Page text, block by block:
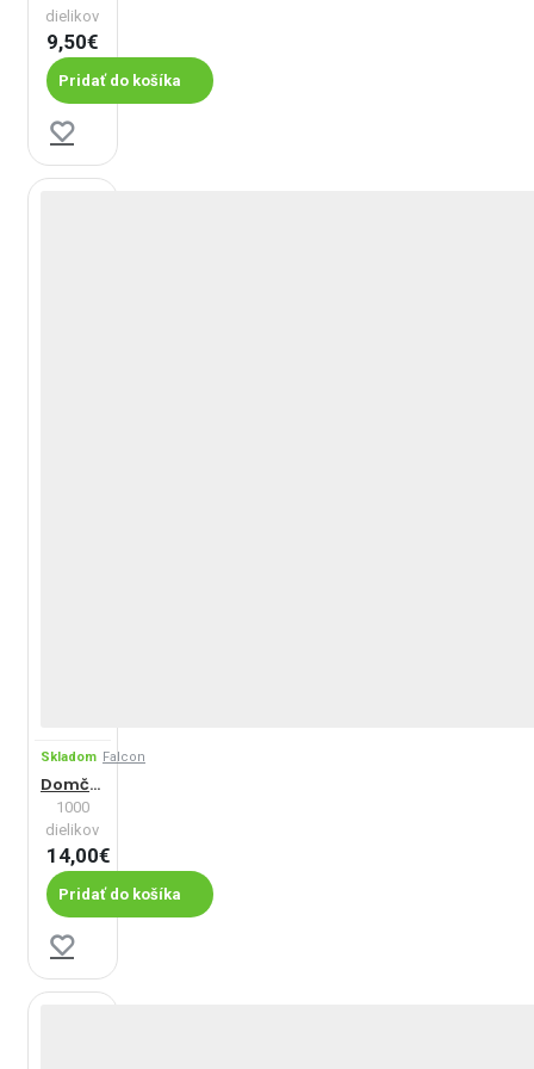
dielikov
9,50€
Pridať do košíka
Skladom Falcon
Domček s výhľadom
1000
dielikov
14,00€
Pridať do košíka